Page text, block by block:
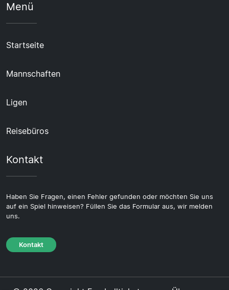
Menü
Startseite
Mannschaften
Ligen
Reisebüros
Kontakt
Haben Sie Fragen, einen Fehler gefunden oder möchten Sie uns
auf ein Spiel hinweisen? Füllen Sie das Formular aus, wir melden
uns.
Kontakt